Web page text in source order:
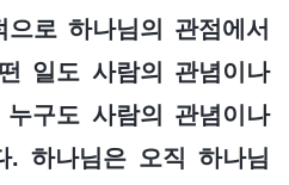
로 하나님의 관점에서
일도 사람의 관념이나
구도 사람의 관념이나
. 하나님은 오직 하나님